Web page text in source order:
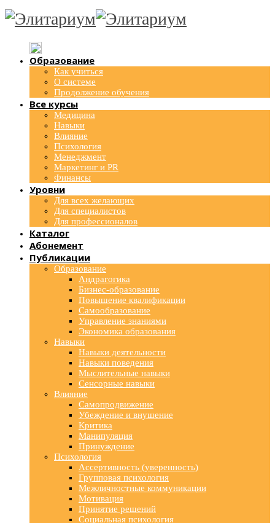
Образование
Как учиться
О системе
Продолжение обучения
Все курсы
Медицина
Навыки
Влияние
Психология
Менеджмент
Маркетинг и PR
Финансы
Уровни
Для всех желающих
Для специалистов
Для профессионалов
Каталог
Абонемент
Публикации
Образование
Андрагогика
Бизнес-образование
Повышение квалификации
Самообразование
Управление знаниями
Экономика образования
Навыки
Навыки деятельности
Навыки поведения
Мыслительные навыки
Сенсорные навыки
Влияние
Самопродвижение
Убеждение и внушение
Критика
Манипуляция
Принуждение
Психология
Ассертивность (уверенность)
Групповая психология
Межличностные коммуникации
Мотивация
Принятие решений
Социальная психология